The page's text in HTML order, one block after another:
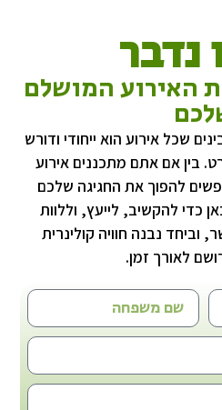
נדבר
האירוע המושלם
שכל אירוע הוא ייחודי ודורש
בין אם אתם מתכננים אירוע
להפוך את החגיגה שלכם
כדי להקשיב, לייעץ, וללוות
נבנה חוויה קולינרית
לאורך זמן.